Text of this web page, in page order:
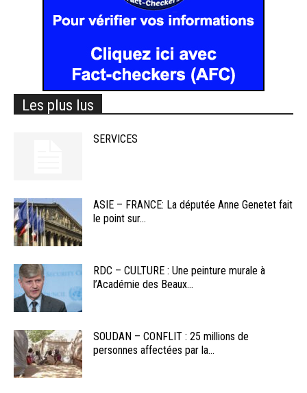
Les plus lus
SERVICES
ASIE – FRANCE: La députée Anne Genetet fait
le point sur...
RDC – CULTURE : Une peinture murale à
l’Académie des Beaux...
SOUDAN – CONFLIT : 25 millions de
personnes affectées par la...